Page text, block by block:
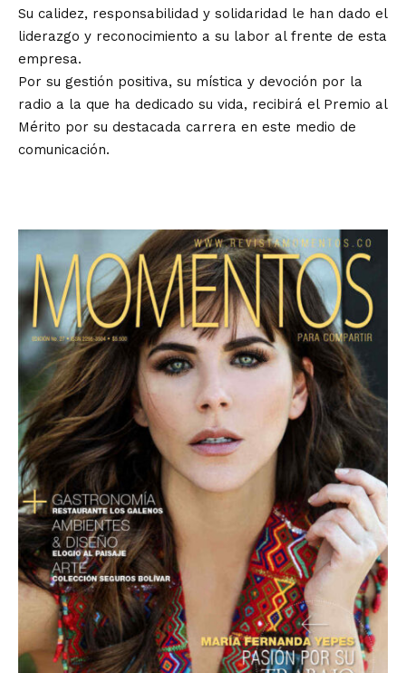
Su calidez, responsabilidad y solidaridad le han dado el
liderazgo y reconocimiento a su labor al frente de esta
empresa.
Por su gestión positiva, su mística y devoción por la
radio a la que ha dedicado su vida, recibirá el Premio al
Mérito por su destacada carrera en este medio de
comunicación.